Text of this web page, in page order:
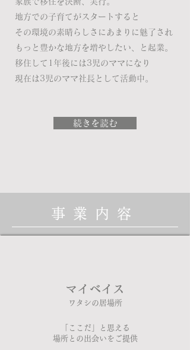
地方での子育てがスタートすると
その環境の素晴らしさにあまりに魅了され
もっと豊かな地方を増やしたい、と起業。
移住して1年後には3児のママになり
​現在は3児のママ社長として活動中。
続きを読む
事業内容
​マイベイス
ワタシの居場所
​「ここだ」と思える​​​​​
​場所との出会いを​ご提供